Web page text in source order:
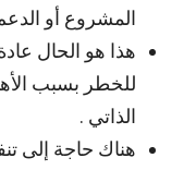
المشروع أو
هذا هو الحال
للخطر بسبب
الذاتي .
هناك حاجة إلى